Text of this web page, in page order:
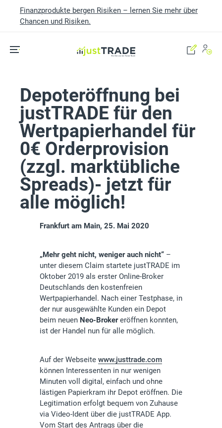
Finanzprodukte bergen Risiken – lernen Sie mehr über
Chancen und Risiken.
Depoteröffnung bei
justTRADE für den
Wertpapierhandel für
0€ Orderprovision
(zzgl. marktübliche
Spreads)- jetzt für
alle möglich!
Frankfurt am Main, 25. Mai 2020
„Mehr geht nicht, weniger auch nicht“ –
unter diesem Claim startete justTRADE im
Oktober 2019 als erster Online-Broker
Deutschlands den kostenfreien
Wertpapierhandel. Nach einer Testphase, in
der nur ausgewählte Kunden ein Depot
beim neuen Neo-Brokereröffnen konnten,
ist der Handel nun für alle möglich.
Auf der Webseite www.justtrade.com
können Interessenten in nur wenigen
Minuten voll digital, einfach und ohne
lästigen Papierkram ihr Depot eröffnen. Die
Legitimation erfolgt bequem von Zuhause
via Video-Ident über die justTRADE App.
Vom Start des Antrags über die